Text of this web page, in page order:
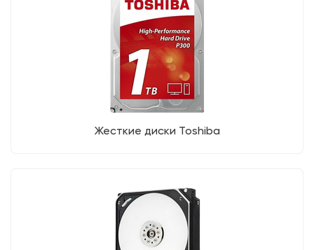
Жесткие диски Toshiba